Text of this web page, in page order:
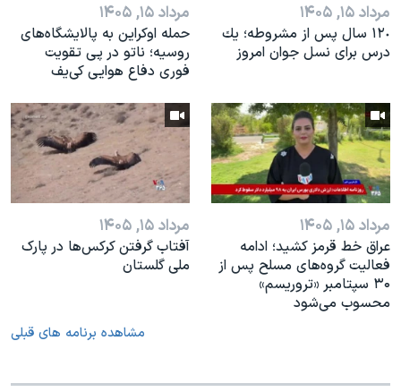
مرداد ۱۵, ۱۴۰۵
١٢٠ سال پس از مشروطه؛ یك
درس براى نسل جوان امروز
مرداد ۱۵, ۱۴۰۵
حمله اوکراین به پالایشگاه‌های
روسیه؛ ناتو در پی تقویت
فوری دفاع هوایی کی‌یف
مرداد ۱۵, ۱۴۰۵
عراق خط قرمز کشید؛ ادامه
فعالیت گروه‌های مسلح پس از
۳۰ سپتامبر «تروریسم»
محسوب می‌شود
مرداد ۱۵, ۱۴۰۵
آفتاب گرفتن کرکس‌ها در پارک
ملی گلستان
مشاهده برنامه های قبلی